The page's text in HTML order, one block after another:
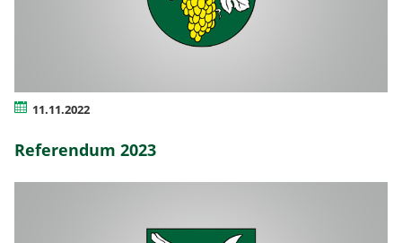
11.11.2022
Referendum 2023